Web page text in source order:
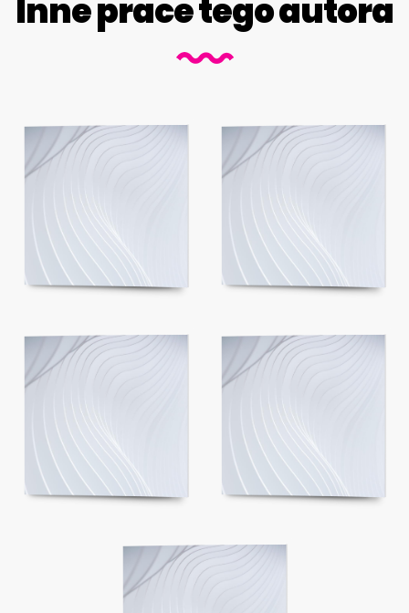
Inne prace tego autora